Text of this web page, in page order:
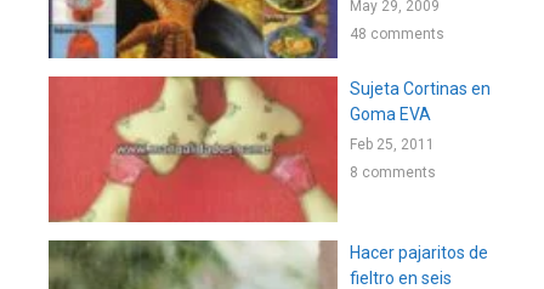
May 29, 2009
48 comments
Sujeta Cortinas en
Goma EVA
Feb 25, 2011
8 comments
Hacer pajaritos de
fieltro en seis